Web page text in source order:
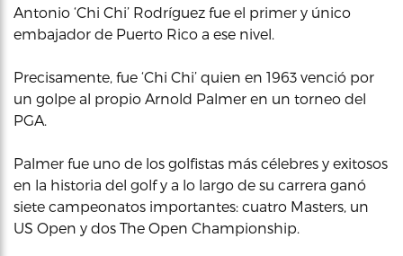
Antonio ‘Chi Chi’ Rodríguez fue el primer y único
embajador de Puerto Rico a ese nivel.
Precisamente, fue ‘Chi Chi’ quien en 1963 venció por
un golpe al propio Arnold Palmer en un torneo del
PGA.
Palmer fue uno de los golfistas más célebres y exitosos
en la historia del golf y a lo largo de su carrera ganó
siete campeonatos importantes: cuatro Masters, un
US Open y dos The Open Championship.